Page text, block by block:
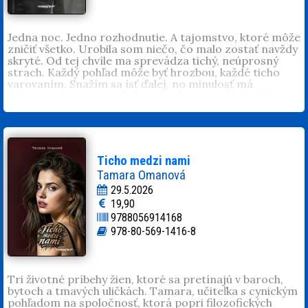
Jedna noc. Jedno rozhodnutie. A tajomstvo, ktoré môže
zničiť všetko. Urobila som niečo, čo malo zostať navždy
skryté. Od tej chvíle ma sprevádza tichý, neúprosný
strach. Každý pohľad môže byť hrozbou, každé ticho
varovaním. Snažím sa ísť ďalej, no minulosť má
za slobodou.
Mirka Manáková
manžela, synov Dominika, Patrika a dcéru Júliu. Písanie
je pre ňu droga. Debutovala bestsellerom
nemiluj. Je autorkou kníhTrpké precitnutie
cudzincom,Telo ako trest,Arabská milenka
lásky,Slzy pre Araba ,V pasci Araba
Prostitútka a Arab,V tieni arabskej lásky
Prispela poviedkami do zbierokV zajatí vášne
strachuaV zajatí hriechu
Ticho medzi nami
Tamara Omanová
29.5.2026
19,90
9788056914168
978-80-569-1416-8
Tri životné príbehy žien, ktoré sa pretínajú v baroch,
bytoch a tmavých uličkách. Tamara, učiteľka s cynickým
pohľadom na spoločnosť, ktorá popri filozofických